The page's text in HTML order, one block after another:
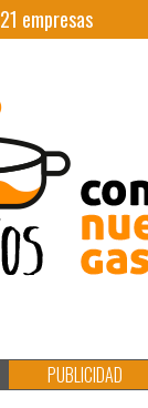
21 empresas
PUBLICIDAD